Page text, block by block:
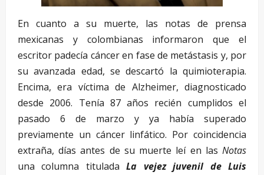
En cuanto a su muerte, las notas de prensa
mexicanas y colombianas informaron que el
escritor padecía cáncer en fase de metástasis y, por
su avanzada edad, se descartó la quimioterapia.
Encima, era víctima de Alzheimer, diagnosticado
desde 2006. Tenía 87 años recién cumplidos el
pasado 6 de marzo y ya había superado
previamente un cáncer linfático. Por coincidencia
extraña, días antes de su muerte leí en las Notas
una columna tituladaLa vejez juvenil de Luis